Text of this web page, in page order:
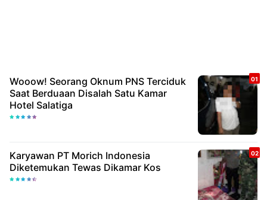
Wooow! Seorang Oknum PNS Terciduk
Saat Berduaan Disalah Satu Kamar
Hotel Salatiga
Karyawan PT Morich Indonesia
Diketemukan Tewas Dikamar Kos